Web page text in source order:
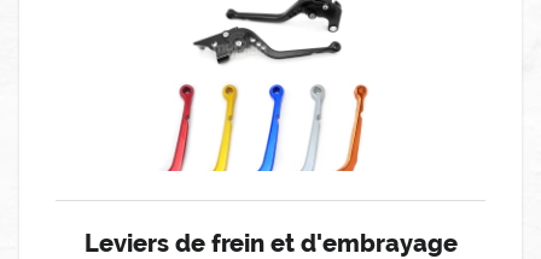
Leviers de frein et d'embrayage